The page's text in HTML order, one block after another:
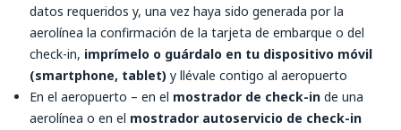
datos requeridos y, una vez haya sido generada por la
aerolínea la confirmación de la tarjeta de embarque o del
check-in, imprímelo o guárdalo en tu dispositivo móvil
(smartphone, tablet) y llévale contigo al aeropuerto
En el aeropuerto – en el mostrador de check-in de una
aerolínea o en el mostrador autoservicio de check-in